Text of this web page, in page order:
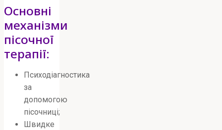
Основні
механізми
пісочної
терапії:
Психодіагностика
за
допомогою
пісочниці;
Швидке